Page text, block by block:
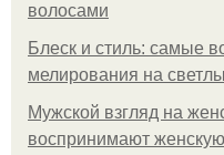
волосами
Блеск и стиль: самые
мелирования на
Мужской взгляд на
воспринимают